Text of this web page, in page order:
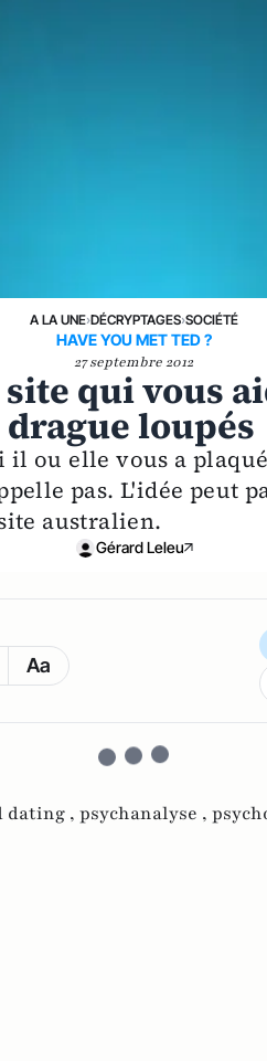
A LA UNE›DÉCRYPTAGES›SOCIÉTÉ
HAVE YOU MET TED ?
27 septembre 2012
qui vous
loupés
ou elle vous a
pas. L'idée peut
australien.
Gérard Leleu
Aa
dating , psychanalyse ,